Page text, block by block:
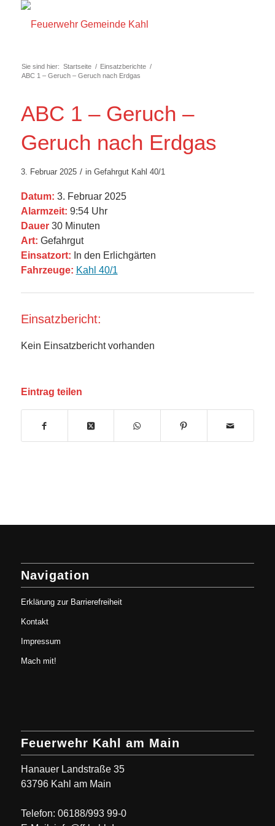
Sie sind hier: Startseite / Einsatzberichte /
ABC 1 – Geruch – Geruch nach Erdgas
ABC 1 – Geruch –
Geruch nach Erdgas
3. Februar 2025 / in Gefahrgut Kahl 40/1
Datum: 3. Februar 2025
Alarmzeit: 9:54 Uhr
Dauer30 Minuten
Art: Gefahrgut
Einsatzort: In den Erlichgärten
Fahrzeuge: Kahl 40/1
Einsatzbericht:
Kein Einsatzbericht vorhanden
Eintrag teilen
Navigation
Erklärung zur Barrierefreiheit
Kontakt
Impressum
Mach mit!
Feuerwehr Kahl am Main
Hanauer Landstraße 35
63796 Kahl am Main
Telefon: 06188/993 99-0